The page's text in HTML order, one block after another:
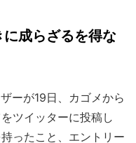
に成らざるを得な
ーが19日、カゴメから
ツイッターに投稿し
ったこと、エントリー